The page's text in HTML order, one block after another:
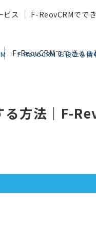
F-ReovCRMでできるこ
ビス F-ReovCRMでで
F-RevoCRM お役立ち情
方法｜F-